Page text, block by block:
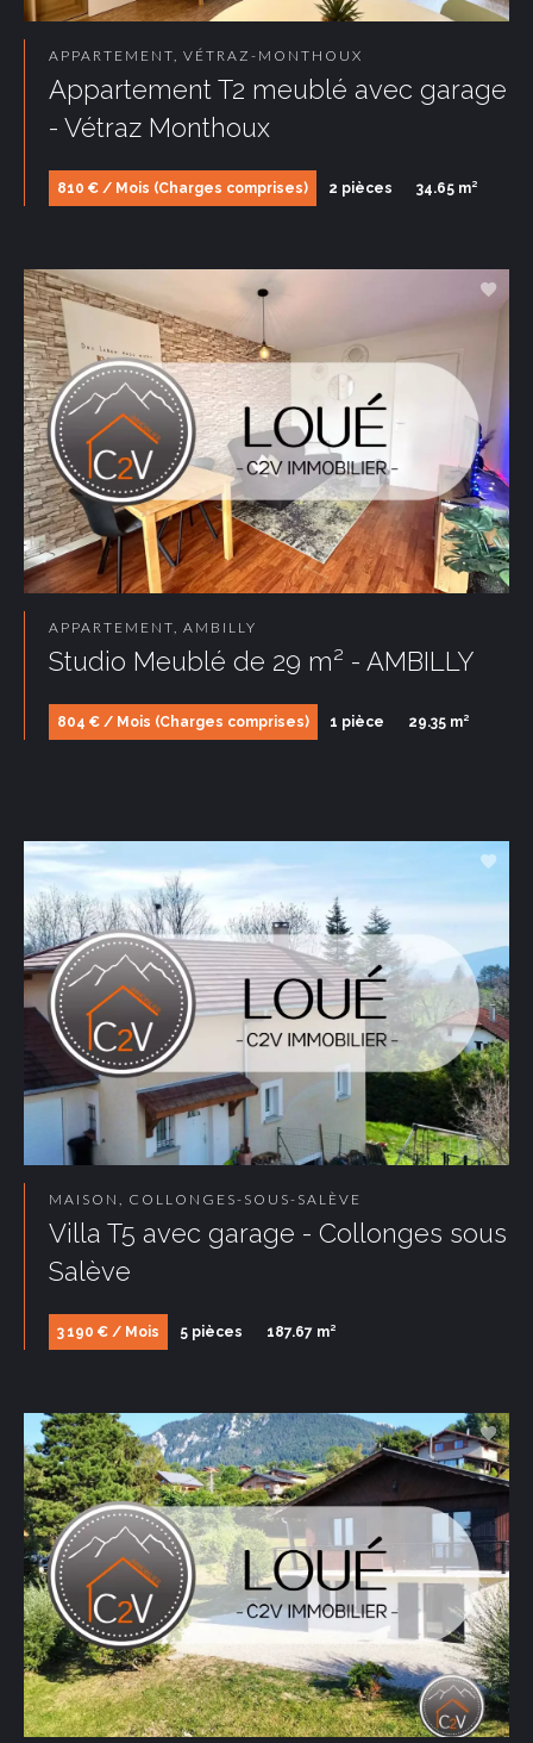
APPARTEMENT, VÉTRAZ-MONTHOUX
Appartement T2 meublé avec garage
- Vétraz Monthoux
810 € / Mois (Charges comprises) 2 pièces 34.65 m²
APPARTEMENT, AMBILLY
Studio Meublé de 29 m² - AMBILLY
804 € / Mois (Charges comprises) 1 pièce 29.35 m²
MAISON, COLLONGES-SOUS-SALÈVE
Villa T5 avec garage - Collonges sous
Salève
3 190 € / Mois 5 pièces 187.67 m²